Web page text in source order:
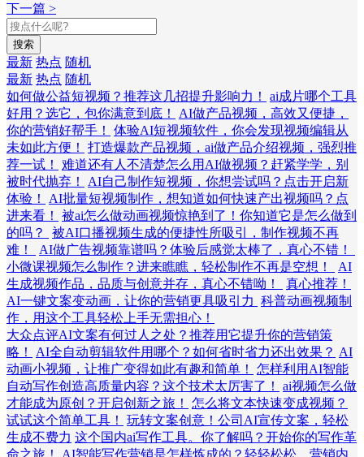
下一篇 >
搜索
最新 热点 随机
最新 热点 随机
如何做公益短视频？推荐这几招提升影响力！
ai成片哪个工具
好用？选它，包你满意到底！
AI做产品视频，高效又便捷，
你的营销好帮手！
体验AI短视频软件，你会发现视频编辑从
未如此方便！
打造爆款产品视频，ai做产品介绍视频，强烈推
荐一试！
难道还有人不清楚怎么用AI做视频？赶紧学学，别
被时代抛弃！
AI自己制作短视频，你想尝试吗？点击开启新
体验！
AI批量短视频制作，想知道如何快速产出视频吗？点
进来看！
被ai怎么做动画视频惊艳到了！你知道它是怎么做到
的吗？
被AI口播视频生成的便捷性所吸引，制作视频不再
难！
AI做广告视频靠谱吗？体验后感觉太棒了，真心不错！
小微课视频怎么制作？进来瞧瞧，轻松制作不再是空想！
AI
生成视频作品，品质与创意并存，真心不错呦！
真心推荐！
AI一键文案变动画，让你的营销更具吸引力 科普动画视频制
作，用这个工具轻松上手无需担心！
大众点评AI文案有何过人之处？推荐用它提升你的营销策
略！
AI全自动剪辑软件用哪个？如何省时省力还出效果？ AI
动画小视频，让推广变得如此有趣和简单！
怎样利用AI智能
自动写作创造高质量内容？这个技术太厉害了！
ai视频怎么做
才能成为原创？开启创新之旅！
怎么将文本快速变成视频？
试试这个简单工具！
玩转文案创意！公司AI宣传文案，轻松
生成不费力 这个国内ai写作工具。你了解吗？开始你的写作革
命之旅！
AI智能写作营销是怎样炼成的？轻轻松松，营销内